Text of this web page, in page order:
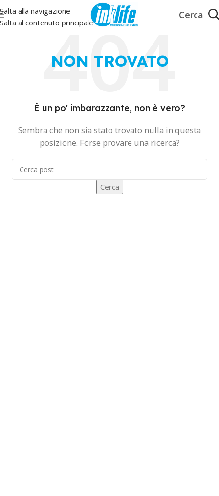
Salta alla navigazione
Salta al contenuto principale
NON TROVATO
È un po' imbarazzante, non è vero?
Sembra che non sia stato trovato nulla in questa
posizione. Forse provare una ricerca?
Cerca